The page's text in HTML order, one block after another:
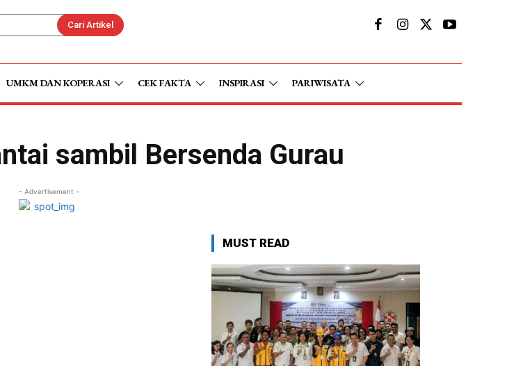
Cari Artikel
UMKM DAN KOPERASI CEK FAKTA INSPIRASI PARIWISATA
sambil Bersenda Gurau
- Advertisement -
MUST READ